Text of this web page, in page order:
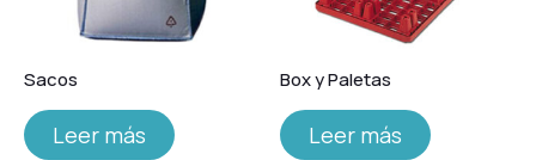
Sacos
Leer más
Box y Paletas
Leer más